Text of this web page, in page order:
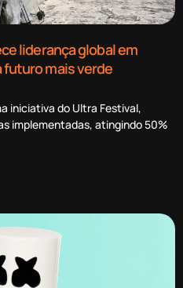
liderança global em
mais verde
iniciativa do Ultra Festival,
implementadas, atingindo 50%